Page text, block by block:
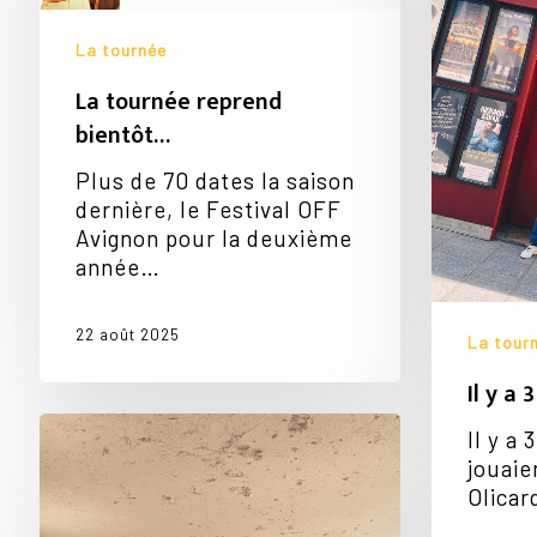
La tournée
La tournée reprend
bientôt…
Plus de 70 dates la saison
dernière, le Festival OFF
Avignon pour la deuxième
année…
22 août 2025
au
Point
Vigule
La
Il y a
Il y a
La
routine
de
Mike